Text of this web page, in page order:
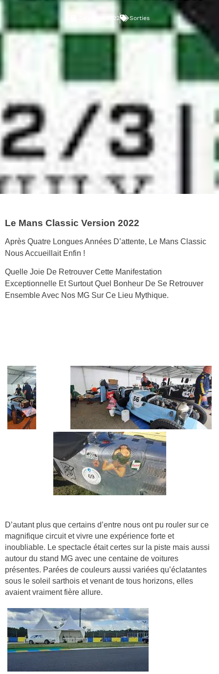
24 juillet 2022 Sorties
Le Mans Classic Version 2022
Après Quatre Longues Années D’attente, Le Mans Classic
Nous Accueillait Enfin !
Quelle Joie De Retrouver Cette Manifestation
Exceptionnelle Et Surtout Quel Bonheur De Se Retrouver
Ensemble Avec Nos MG Sur Ce Lieu Mythique.
D’autant plus que certains d’entre nous ont pu rouler sur ce
magnifique circuit et vivre une expérience forte et
inoubliable. Le spectacle était certes sur la piste mais aussi
autour du stand MG avec une centaine de voitures
présentes. Parées de couleurs aussi variées qu’éclatantes
sous le soleil sarthois et venant de tous horizons, elles
avaient vraiment fière allure.